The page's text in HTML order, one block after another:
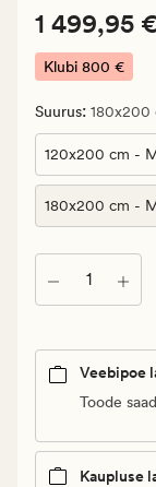
Pris_ee
499,95
Klubi
800
€
Pris_ee 1
1 499,95
Klubi 800 €
Suurus: 180x200
120x200 cm -
180x200 cm -
Kogus
Veebipoe
Toode
Kaupluse